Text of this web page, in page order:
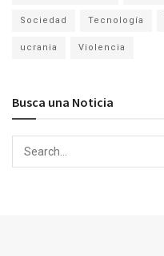
Sociedad Tecnología
ucrania Violencia
Busca una Noticia